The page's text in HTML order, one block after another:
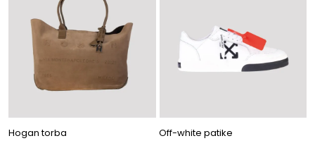
Hogan torba
Off-white patike